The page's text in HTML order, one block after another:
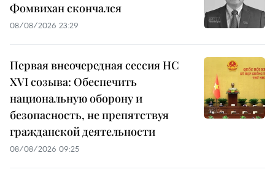
Фомвихан скончался
08/08/2026 23:29
Первая внеочередная сессия НС
XVI созыва: Обеспечить
национальную оборону и
безопасность, не препятствуя
гражданской деятельности
08/08/2026 09:25